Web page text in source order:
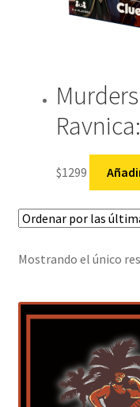
$1299
Mostrando el único